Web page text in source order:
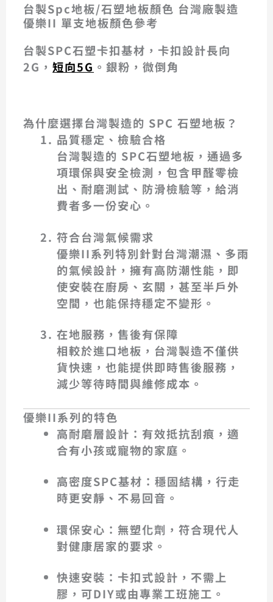
台製Spc地板/石塑地板顏色 台灣廠製造
優樂II 單支地板顏色參考
台製SPC石塑卡扣基材，卡扣設計長向
2G，短向5G 。銀粉，微倒角
6512 卡布奇諾
6511 北歐灰橡
6510 莊園白橡
6518金赭橡木
6513 紐約棕橡
6516-納茲橡木
6517 沙漠橡木
6515 雪山橡木
為什麼選擇台灣製造的 SPC 石塑地板？
品質穩定、檢驗合格
台灣製造的 SPC石塑地板，通過多
項環保與安全檢測，包含甲醛零檢
出、耐磨測試、防滑檢驗等，給消
費者多一份安心。
符合台灣氣候需求
優樂II系列特別針對台灣潮濕、多雨
的氣候設計，擁有高防潮性能 ，即
使安裝在廚房、玄關，甚至半戶外
空間，也能保持穩定不變形。
在地服務，售後有保障
相較於進口地板，台灣製造不僅供
貨快速，也能提供即時售後服務，
減少等待時間與維修成本。
優樂II系列的特色
高耐磨層設計 ：有效抵抗刮痕，適
合有小孩或寵物的家庭。
高密度SPC基材 ：穩固結構，行走
時更安靜、不易回音。
環保安心 ：無塑化劑，符合現代人
對健康居家的要求。
快速安裝 ：卡扣式設計，不需上
膠，可DIY或由專業工班施工。